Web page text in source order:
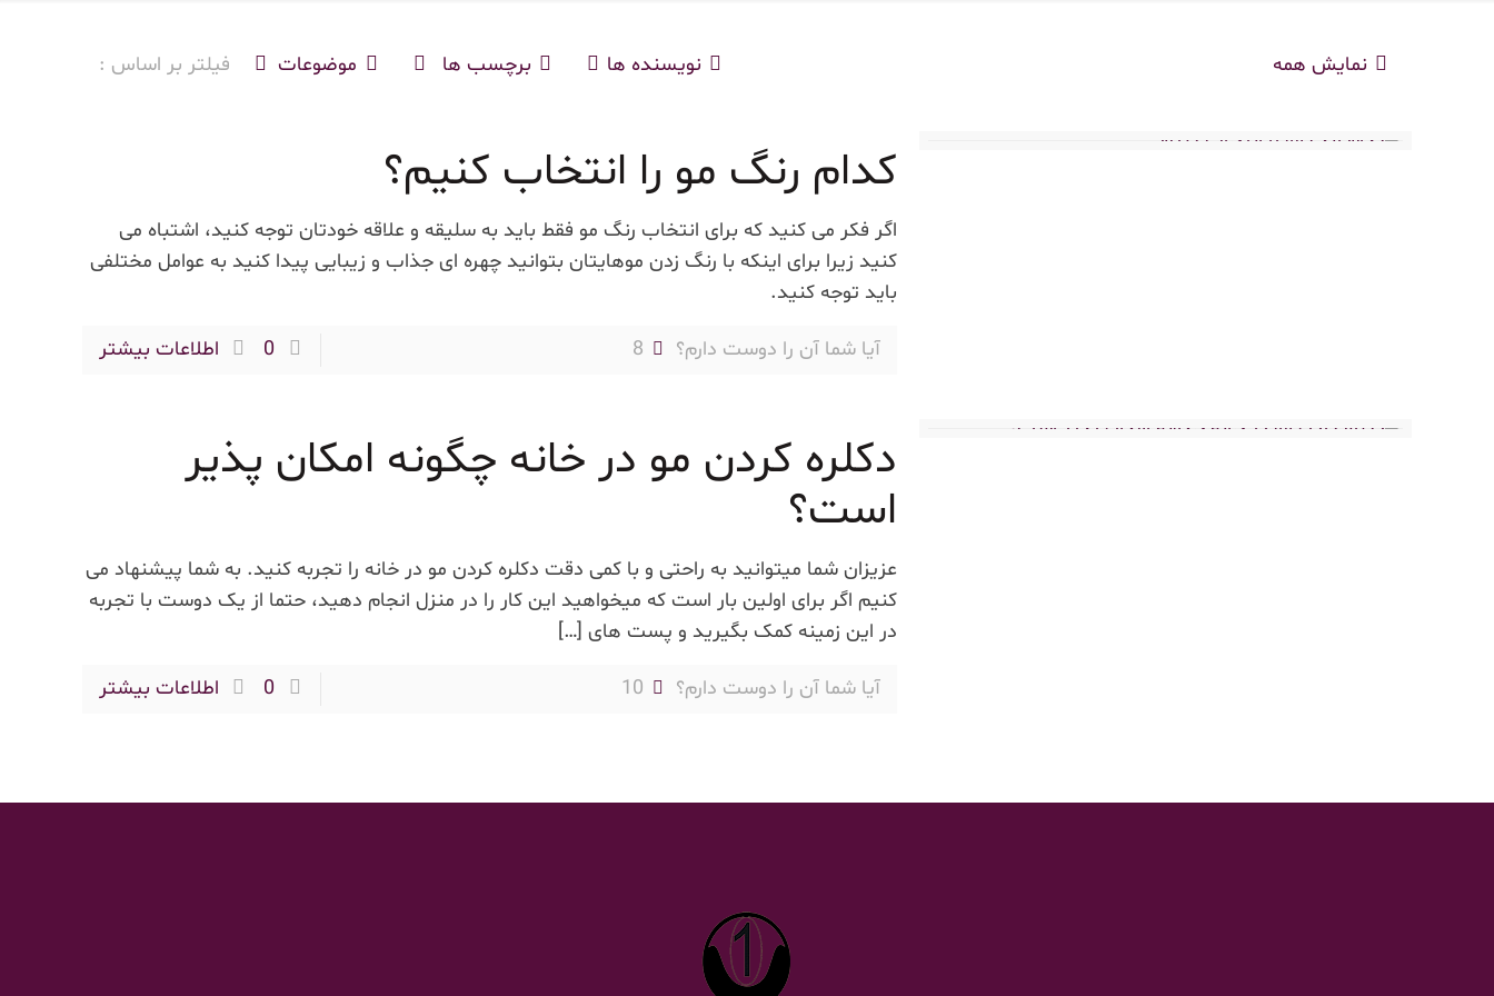
فیلتر بر اساس : موضوعات برچسب ها نویسنده ها نمایش همه
کدام رنگ مو را انتخاب کنیم؟
اگر فکر می کنید که برای انتخاب رنگ مو فقط باید به سلیقه و علاقه خودتان توجه کنید، اشتباه می
کنید زیرا برای اینکه با رنگ زدن موهایتان بتوانید چهره ای جذاب و زیبایی پیدا کنید به عوامل مختلفی
باید توجه کنید.
آیا شما آن را دوست دارم؟ 8
0 اطلاعات بیشتر
دکلره کردن مو در خانه چگونه امکان پذیر
است؟
عزیزان شما میتوانید به راحتی و با کمی دقت دکلره کردن مو در خانه را تجربه کنید. به شما پیشنهاد می
کنیم اگر برای اولین بار است که میخواهید این کار را در منزل انجام دهید، حتما از یک دوست با تجربه
در این زمینه کمک بگیرید و پست های[…]
آیا شما آن را دوست دارم؟ 10
0 اطلاعات بیشتر